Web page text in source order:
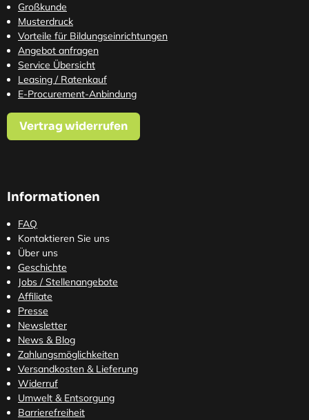
Großkunde
Musterdruck
Vorteile für Bildungseinrichtungen
Angebot anfragen
Service Übersicht
Leasing / Ratenkauf
E-Procurement-Anbindung
Vertrag widerrufen
Informationen
FAQ
Kontaktieren Sie uns
Über uns
Geschichte
Jobs / Stellenangebote
Affiliate
Presse
Newsletter
News & Blog
Zahlungsmöglichkeiten
Versandkosten & Lieferung
Widerruf
Umwelt & Entsorgung
Barrierefreiheit